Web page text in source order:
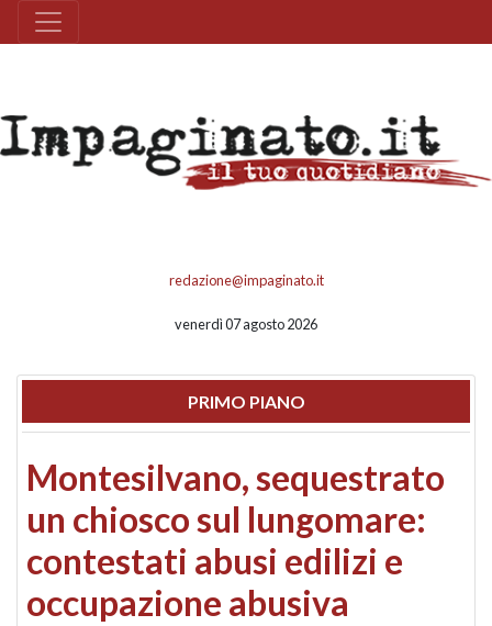
redazione@impaginato.it
venerdì 07 agosto 2026
PRIMO PIANO
Montesilvano, sequestrato
un chiosco sul lungomare:
contestati abusi edilizi e
occupazione abusiva